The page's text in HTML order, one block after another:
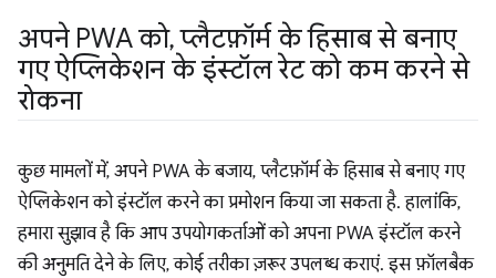
अपने PWA को,प्लैटफ़ॉर्म के हिसाब से बनाए
गए ऐप्लिकेशन के इंस्टॉल रेट को कम करने से
रोकना
कुछ मामलों में, अपने PWA के बजाय, प्लैटफ़ॉर्म के हिसाब से बनाए गए
ऐप्लिकेशन को इंस्टॉल करने का प्रमोशन किया जा सकता है. हालांकि,
हमारा सुझाव है कि आप उपयोगकर्ताओं को अपना PWA इंस्टॉल करने
की अनुमति देने के लिए, कोई तरीका ज़रूर उपलब्ध कराएं. इस फ़ॉलबैक